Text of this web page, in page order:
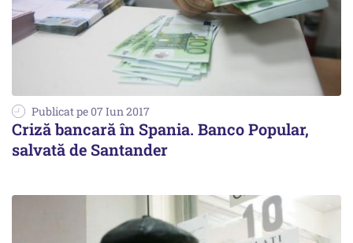
Publicat pe 07 Iun 2017
Criză bancară în Spania. Banco Popular,
salvată de Santander